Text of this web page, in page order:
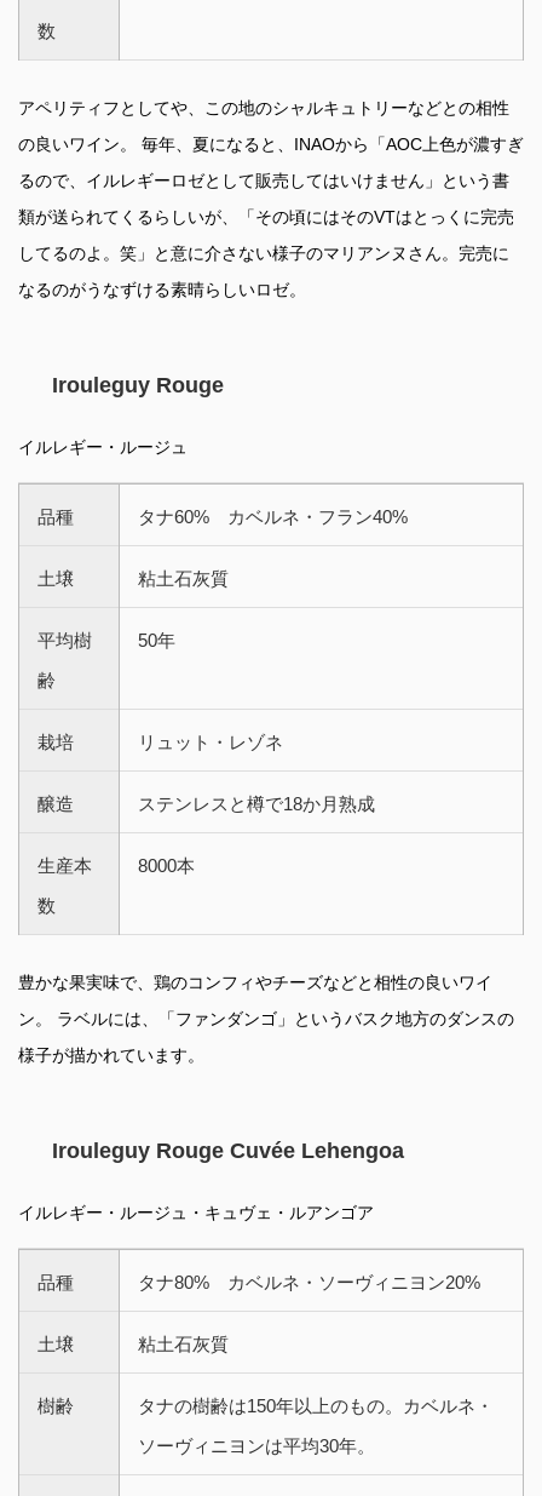
数
アペリティフとしてや、この地のシャルキュトリーなどとの相性
の良いワイン。 毎年、夏になると、INAOから「AOC上色が濃すぎ
るので、イルレギーロゼとして販売してはいけません」という書
類が送られてくるらしいが、「その頃にはそのVTはとっくに完売
してるのよ。笑」と意に介さない様子のマリアンヌさん。完売に
なるのがうなずける素晴らしいロゼ。
Irouleguy Rouge
イルレギー・ルージュ
品種 タナ60% カベルネ・フラン40%
土壌 粘土石灰質
平均樹
齢
50年
栽培 リュット・レゾネ
醸造 ステンレスと樽で18か月熟成
生産本
数
8000本
豊かな果実味で、鶏のコンフィやチーズなどと相性の良いワイ
ン。 ラベルには、「ファンダンゴ」というバスク地方のダンスの
様子が描かれています。
Irouleguy Rouge Cuvée Lehengoa
イルレギー・ルージュ・キュヴェ・ルアンゴア
品種 タナ80% カベルネ・ソーヴィニヨン20%
土壌 粘土石灰質
樹齢
タナの樹齢は150年以上のもの。カベルネ・
ソーヴィニヨンは平均30年。